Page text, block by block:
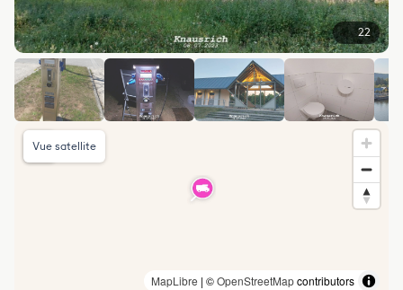
22
MapLibre | ©OpenStreetMapcontributors
Vue satellite